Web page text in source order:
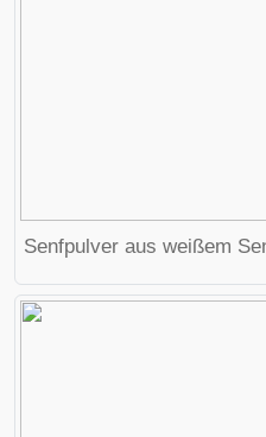
Senfpulver aus weißem